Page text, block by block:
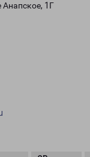
Анапское, 1Г